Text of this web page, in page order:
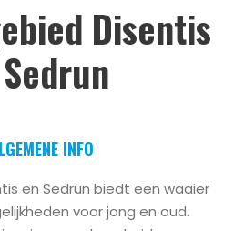
Disentis
INFO
en Sedrun biedt een waaier
voor jong en oud.